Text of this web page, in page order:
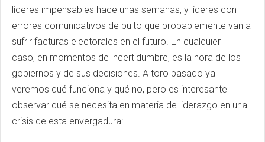
líderes impensables hace unas semanas, y líderes con
errores comunicativos de bulto que probablemente van a
sufrir facturas electorales en el futuro. En cualquier
caso, en momentos de incertidumbre, es la hora de los
gobiernos y de sus decisiones. A toro pasado ya
veremos qué funciona y qué no, pero es interesante
observar qué se necesita en materia de liderazgo en una
crisis de esta envergadura: